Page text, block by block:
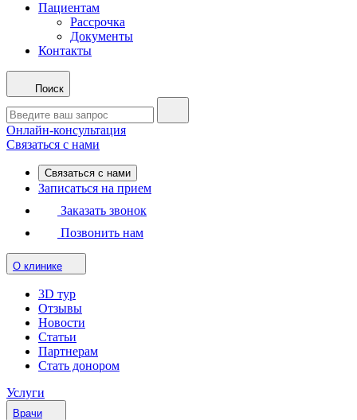
Пациентам
Рассрочка
Документы
Контакты
Поиск
Онлайн-консультация
Связаться с нами
Связаться с нами
Записаться на прием
Заказать звонок
Позвонить нам
О клинике
3D тур
Отзывы
Новости
Статьи
Партнерам
Стать донором
Услуги
Врачи